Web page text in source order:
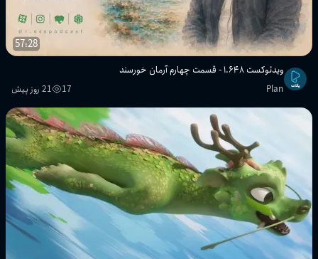
57:28
ویدئوکست ۱.۶۴۸ - قسمت چهارم آرمان خورسند
Plan
17 21 روز پیش